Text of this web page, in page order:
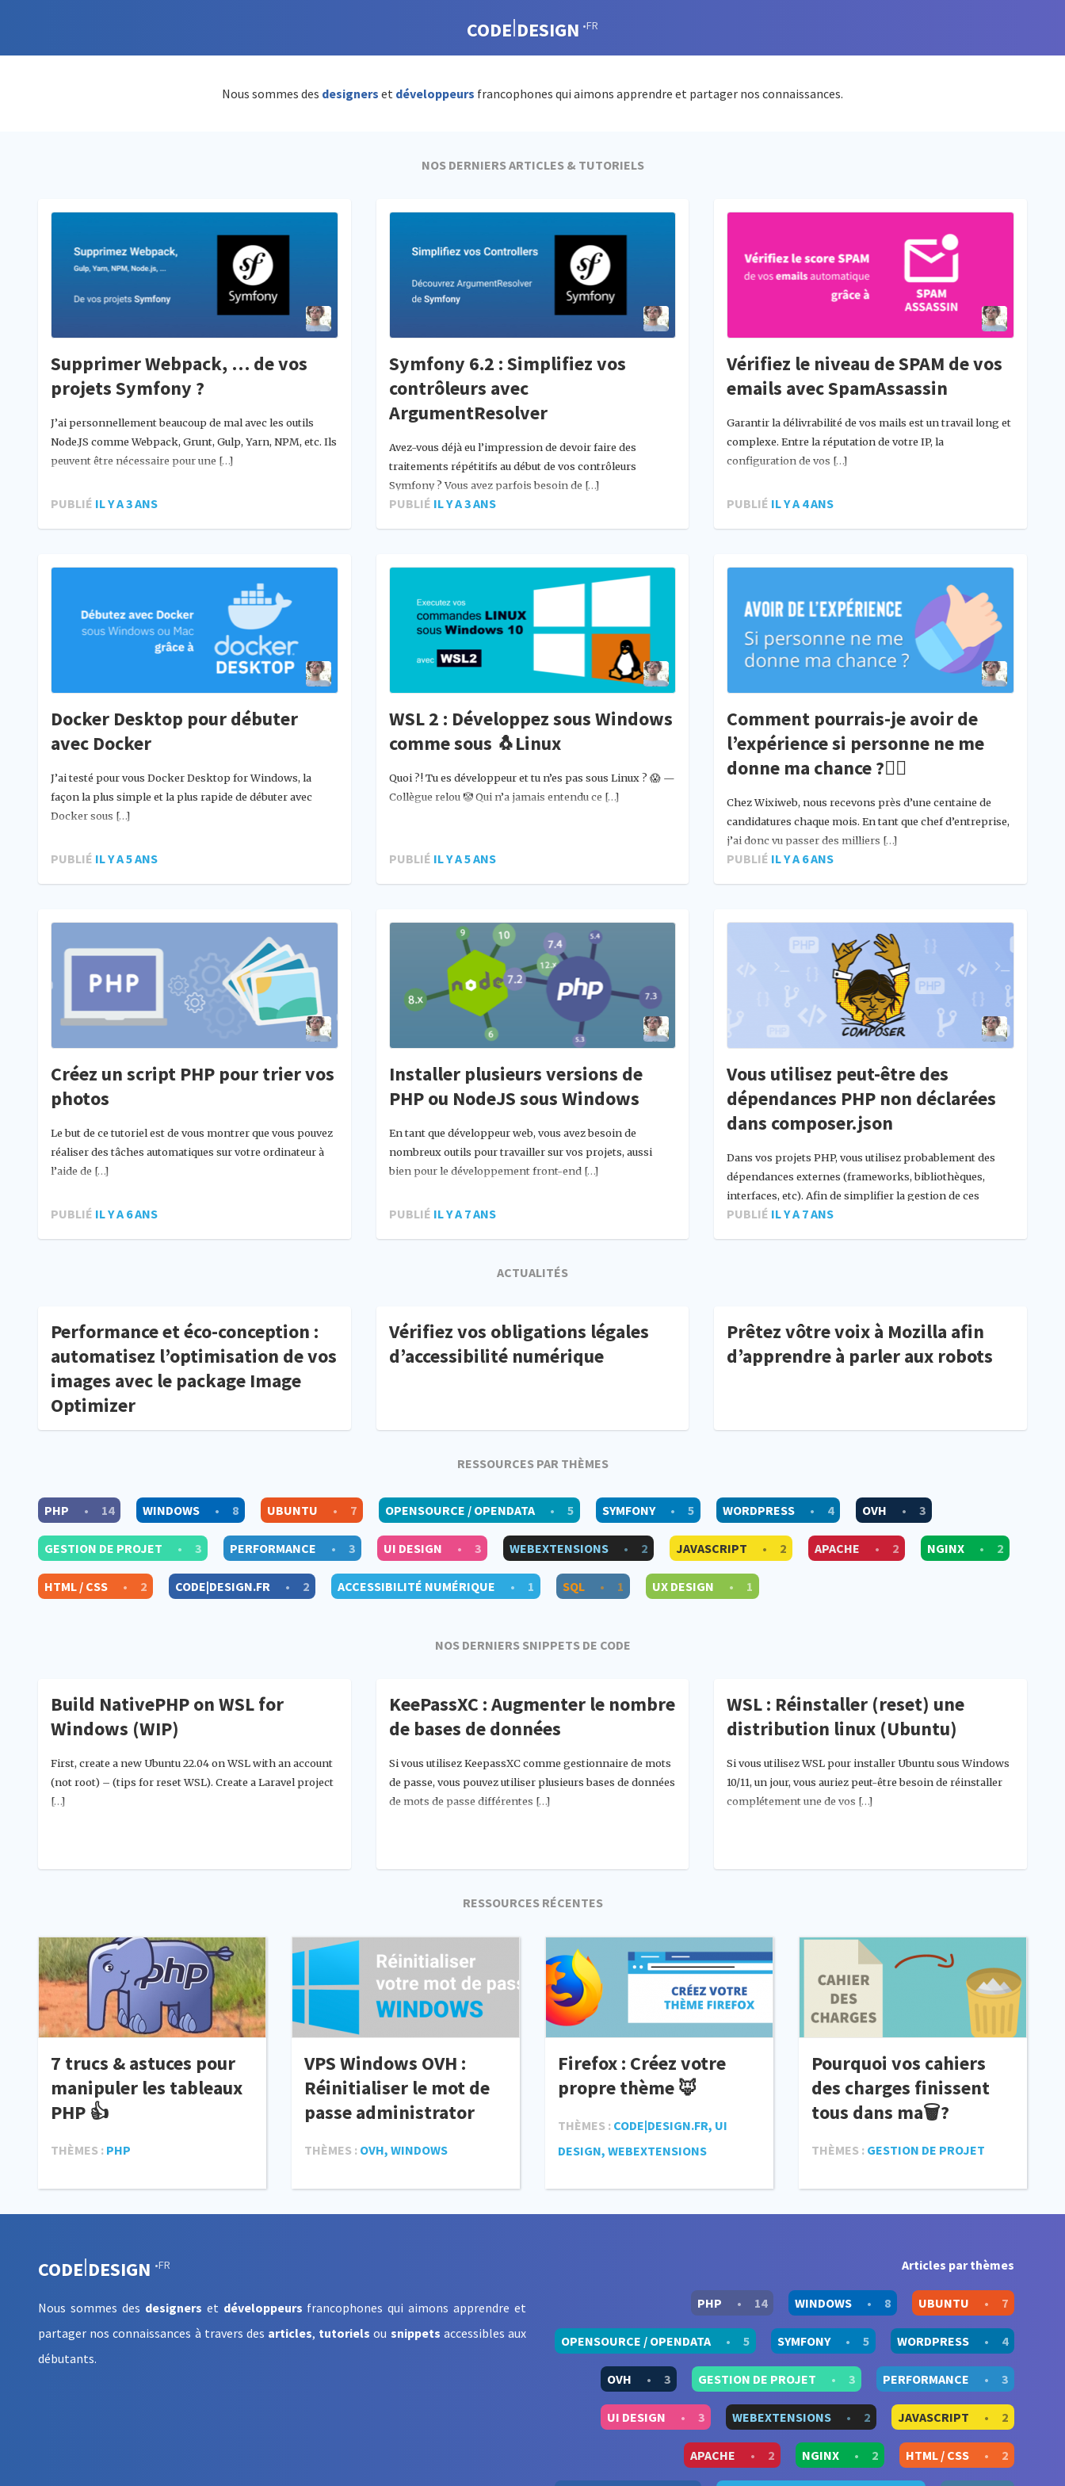
CODE DESIGN •FR
Nous sommes des designers et développeurs francophones qui aimons apprendre et partager nos connaissances.
NOS DERNIERS ARTICLES & TUTORIELS
Supprimer Webpack, … de vos
projets Symfony ?
J’ai personnellement beaucoup de mal avec les outils
Node.JS comme Webpack, Grunt, Gulp, Yarn, NPM, etc. Ils
peuvent être nécessaire pour une […]
PUBLIÉ IL Y A 3 ANS
Symfony 6.2 : Simplifiez vos
contrôleurs avec
ArgumentResolver
Avez-vous déjà eu l’impression de devoir faire des
traitements répétitifs au début de vos contrôleurs
Symfony ? Vous avez parfois besoin de […]
PUBLIÉ IL Y A 3 ANS
Vérifiez le niveau de SPAM de vos
emails avec SpamAssassin
Garantir la délivrabilité de vos mails est un travail long et
complexe. Entre la réputation de votre IP, la
configuration de vos […]
PUBLIÉ IL Y A 4 ANS
Docker Desktop pour débuter
avec Docker
J’ai testé pour vous Docker Desktop for Windows, la
façon la plus simple et la plus rapide de débuter avec
Docker sous […]
PUBLIÉ IL Y A 5 ANS
WSL 2 : Développez sous Windows
comme sous 🐧Linux
Quoi ?! Tu es développeur et tu n’es pas sous Linux ? 😱 —
Collègue relou 🤡 Qui n’a jamais entendu ce […]
PUBLIÉ IL Y A 5 ANS
Comment pourrais-je avoir de
l’expérience si personne ne me
donne ma chance ?🤷‍♀️
Chez Wixiweb, nous recevons près d’une centaine de
candidatures chaque mois. En tant que chef d’entreprise,
j’ai donc vu passer des milliers […]
PUBLIÉ IL Y A 6 ANS
Créez un script PHP pour trier vos
photos
Le but de ce tutoriel est de vous montrer que vous pouvez
réaliser des tâches automatiques sur votre ordinateur à
l’aide de […]
PUBLIÉ IL Y A 6 ANS
Installer plusieurs versions de
PHP ou NodeJS sous Windows
En tant que développeur web, vous avez besoin de
nombreux outils pour travailler sur vos projets, aussi
bien pour le développement front-end […]
PUBLIÉ IL Y A 7 ANS
Vous utilisez peut-être des
dépendances PHP non déclarées
dans composer.json
Dans vos projets PHP, vous utilisez probablement des
dépendances externes (frameworks, bibliothèques,
interfaces, etc). Afin de simplifier la gestion de ces
dépendances, […]
PUBLIÉ IL Y A 7 ANS
ACTUALITÉS
Performance et éco-conception :
automatisez l’optimisation de vos
images avec le package Image
Optimizer
Vérifiez vos obligations légales
d’accessibilité numérique
Prêtez vôtre voix à Mozilla afin
d’apprendre à parler aux robots
RESSOURCES PAR THÈMES
PHP • 14 WINDOWS • 8 UBUNTU • 7 OPENSOURCE / OPENDATA • 5 SYMFONY • 5 WORDPRESS • 4 OVH • 3
GESTION DE PROJET • 3 PERFORMANCE • 3 UI DESIGN • 3 WEBEXTENSIONS • 2 JAVASCRIPT • 2 APACHE • 2 NGINX • 2
HTML / CSS • 2 CODE|DESIGN.FR • 2 ACCESSIBILITÉ NUMÉRIQUE • 1 SQL • 1 UX DESIGN • 1
NOS DERNIERS SNIPPETS DE CODE
Build NativePHP on WSL for
Windows (WIP)
First, create a new Ubuntu 22.04 on WSL with an account
(not root) – (tips for reset WSL). Create a Laravel project
[…]
KeePassXC : Augmenter le nombre
de bases de données
Si vous utilisez KeepassXC comme gestionnaire de mots
de passe, vous pouvez utiliser plusieurs bases de données
de mots de passe différentes […]
WSL : Réinstaller (reset) une
distribution linux (Ubuntu)
Si vous utilisez WSL pour installer Ubuntu sous Windows
10/11, un jour, vous auriez peut-être besoin de réinstaller
complétement une de vos […]
RESSOURCES RÉCENTES
7 trucs & astuces pour
manipuler les tableaux
PHP 👍
THÈMES : PHP
VPS Windows OVH :
Réinitialiser le mot de
passe administrator
THÈMES : OVH, WINDOWS
Firefox : Créez votre
propre thème 🦊
THÈMES : CODE|DESIGN.FR, UI
DESIGN, WEBEXTENSIONS
Pourquoi vos cahiers
des charges finissent
tous dans ma🗑️?
THÈMES : GESTION DE PROJET
CODE DESIGN •FR
Nous sommes des designers et développeurs francophones qui aimons apprendre et
partager nos connaissances à travers des articles, tutoriels ou snippets accessibles aux
débutants.
Articles par thèmes
PHP • 14 WINDOWS • 8 UBUNTU • 7
OPENSOURCE / OPENDATA • 5 SYMFONY • 5 WORDPRESS • 4
OVH • 3 GESTION DE PROJET • 3 PERFORMANCE • 3
UI DESIGN • 3 WEBEXTENSIONS • 2 JAVASCRIPT • 2
APACHE • 2 NGINX • 2 HTML / CSS • 2